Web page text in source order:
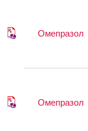
Омепразол
Омепразол